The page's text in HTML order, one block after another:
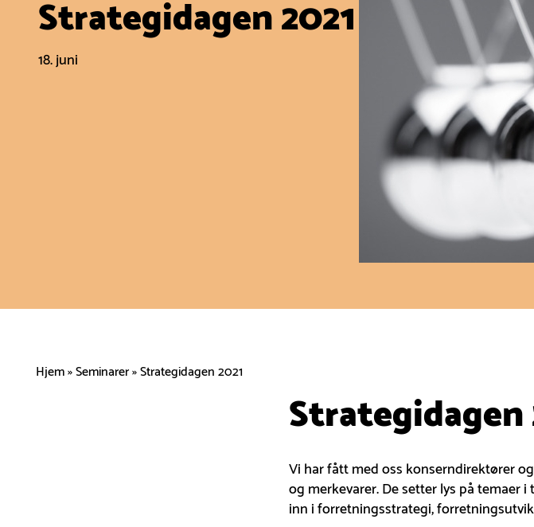
Strategidagen 2021
18. juni
Hjem»Seminarer»Strategidagen 2021
Strategidagen
Vi har fått med oss konserndirektører
og merkevarer. De setter lys på temaer
inn i forretningsstrategi,